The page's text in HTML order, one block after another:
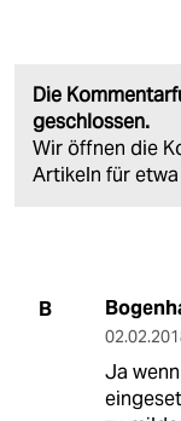
Die
geschlossen.
Wir öffnen die
Artikeln für
B
Ja